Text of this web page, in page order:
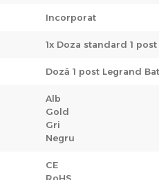
Incorporat
1x Doza standard 1
Doză 1 post Legrand
Alb
Gold
Gri
Negru
CE
RoHS